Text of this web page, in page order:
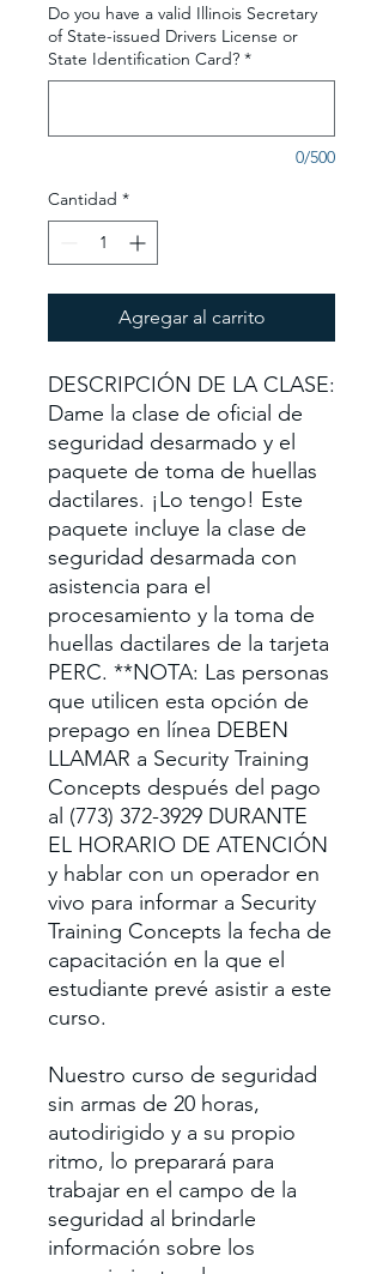
Do you have a valid Illinois Secretary
of State-issued Drivers License or
State Identification Card? *
0/500
Cantidad *
Agregar al carrito
DESCRIPCIÓN DE LA CLASE:
Dame la clase de oficial de
seguridad desarmado y el
paquete de toma de huellas
dactilares. ¡Lo tengo! Este
paquete incluye la clase de
seguridad desarmada con
asistencia para el
procesamiento y la toma de
huellas dactilares de la tarjeta
PERC. **NOTA: Las personas
que utilicen esta opción de
prepago en línea DEBEN
LLAMAR a Security Training
Concepts después del pago
al (773) 372-3929 DURANTE
EL HORARIO DE ATENCIÓN
y hablar con un operador en
vivo para informar a Security
Training Concepts la fecha de
capacitación en la que el
estudiante prevé asistir a este
curso.
Nuestro curso de seguridad
sin armas de 20 horas,
autodirigido y a su propio
ritmo, lo preparará para
trabajar en el campo de la
seguridad al brindarle
información sobre los